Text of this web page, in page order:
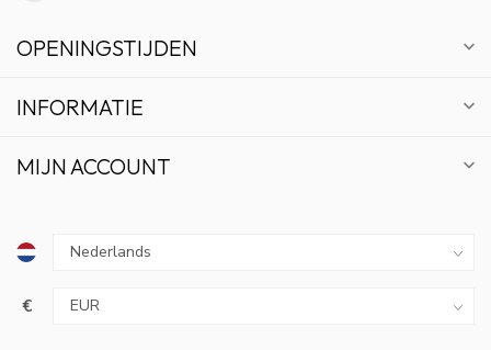
OPENINGSTIJDEN
INFORMATIE
MIJN ACCOUNT
€